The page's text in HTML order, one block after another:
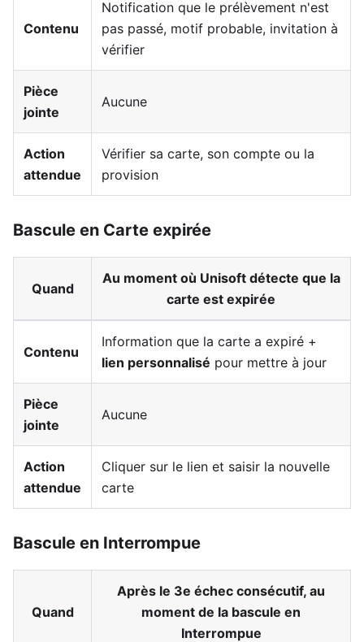
Contenu
Notification que le prélèvement n'est
pas passé, motif probable, invitation à
vérifier
Pièce
jointe
Aucune
Action
attendue
Vérifier sa carte, son compte ou la
provision
Bascule en Carte expirée
Quand
Au moment où Unisoft détecte que la
carte est expirée
Contenu
Information que la carte a expiré +
lien personnalisé pour mettre à jour
Pièce
jointe
Aucune
Action
attendue
Cliquer sur le lien et saisir la nouvelle
carte
Bascule en Interrompue
Quand
Après le 3e échec consécutif, au
moment de la bascule en
Interrompue